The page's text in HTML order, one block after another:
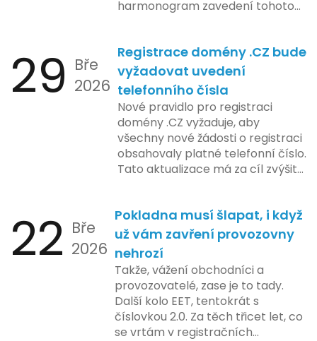
harmonogram zavedení tohoto
zahrnuje přípravu technické
platformy a legislativních změn,
které by měly být předloženy do
konce tohoto roku. Očekává se,
že tato fáze umožní adaptaci
systémů a rozšíření podpory pro
podnikatele, přičemž všechny
potřebné technologie by měly
být dostupné k testování v rámci
plánovaná na první pololetí
následujícího roku, je zaměřena
na školení a edukaci uživatelů,
včetně přípravy materiálů a
školení pro zaměstnavatele a
účetní firmy. V této fázi dojde
také k oficiálnímu spuštění
systému pro vybrané segmenty
podnikání. Třetí a konečná fáze
29 Bře
2026
Registrace domény .CZ bude
vyžadovat uvedení
telefonního čísla
Nové pravidlo pro registraci
domény .CZ vyžaduje, aby
všechny nové žádosti o registraci
obsahovaly platné telefonní číslo.
Tato aktualizace má za cíl zvýšit
České republice. Povinnost uvést
telefonní číslo se týká všech
nově registrovaných domén, a
také může ovlivnit stávající
majitele domén při aktualizaci
jejich údajů.
22 Bře
2026
Pokladna musí šlapat, i když
už vám zavření provozovny
nehrozí
Takže, vážení obchodníci a
provozovatelé, zase je to tady.
Další kolo EET, tentokrát s
číslovkou 2.0. Za těch třicet let, co
se vrtám v registračních